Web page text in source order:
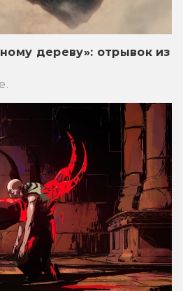
дереву»: отрывок из